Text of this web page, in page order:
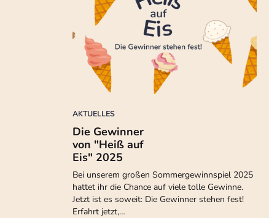
AKTUELLES
Die Gewinner
von "Heiß auf
Eis" 2025
Bei unserem großen Sommergewinnspiel 2025
hattet ihr die Chance auf viele tolle Gewinne.
Jetzt ist es soweit: Die Gewinner stehen fest!
Erfahrt jetzt,…